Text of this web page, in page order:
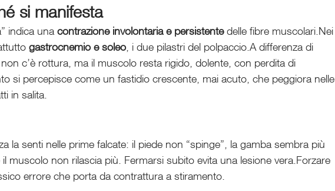
si manifesta
indica una contrazione involontaria e persistente delle fibre muscolari.Nei
gastrocnemio e soleo , i due pilastri del polpaccio.A differenza di
c’è rottura, ma il muscolo resta rigido, dolente, con perdita di
si percepisce come un fastidio crescente, mai acuto, che peggiora nelle
in salita.
la senti nelle prime falcate: il piede non “spinge”, la gamba sembra più
muscolo non rilascia più. Fermarsi subito evita una lesione vera.Forzare
errore che porta da contrattura a stiramento.